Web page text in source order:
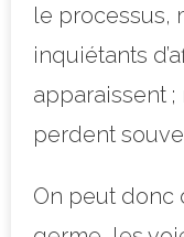
le processus,
inquiétants
apparaissent
perdent
On peut donc